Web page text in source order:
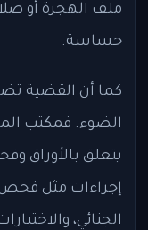
ملف الهجرة أو
حساسة.
كما أن القضية
الضوء. فمكتب
يتعلق بالأوراق
إجراءات مثل فحص
الجنائي،